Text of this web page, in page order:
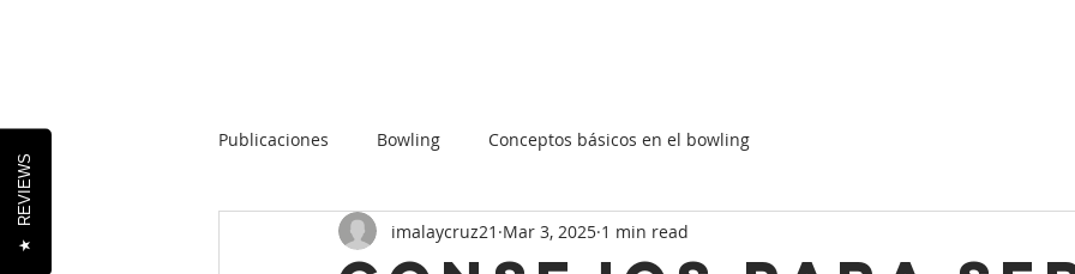
Publicaciones Bowling Conceptos básicos en el bowling
imalaycruz21 Mar 3, 2025 1 min read
★
REVIEWS